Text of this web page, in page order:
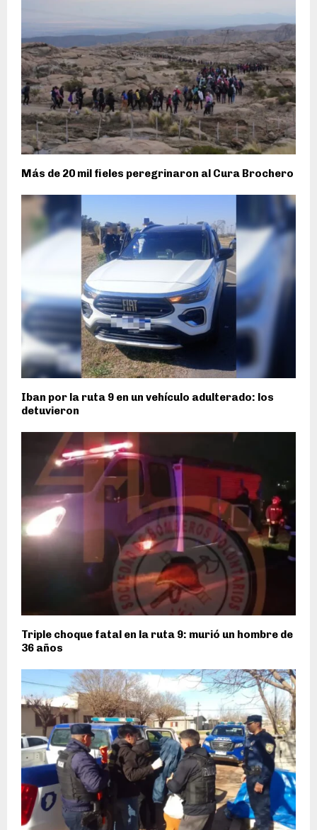
Más de 20 mil fieles peregrinaron al Cura Brochero
Iban por la ruta 9 en un vehículo adulterado: los
detuvieron
Triple choque fatal en la ruta 9: murió un hombre de
36 años